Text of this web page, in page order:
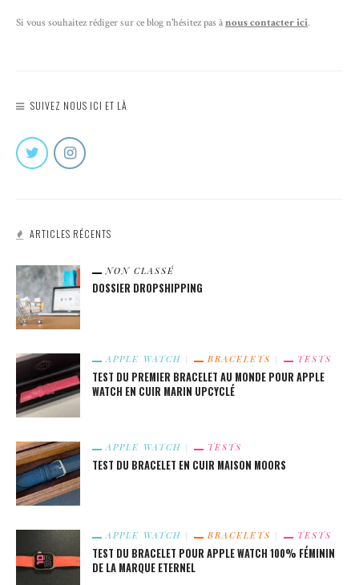
Si vous souhaitez rédiger sur ce blog n'hésitez pas ànous contacter ici.
SUIVEZ NOUS ICI ET LÀ
ARTICLES RÉCENTS
NON CLASSÉ
DOSSIER DROPSHIPPING
APPLE WATCH BRACELETS TESTS
TEST DU PREMIER BRACELET AU MONDE POUR APPLE
WATCH EN CUIR MARIN UPCYCLÉ
APPLE WATCH TESTS
TEST DU BRACELET EN CUIR MAISON MOORS
APPLE WATCH BRACELETS TESTS
TEST DU BRACELET POUR APPLE WATCH 100% FÉMININ
DE LA MARQUE ETERNEL